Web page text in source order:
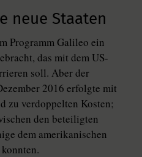
neue Staaten
Programm Galileo ein
das mit dem US-
soll. Aber der
2016 erfolgte mit
zu verdoppelten Kosten;
den beteiligten
dem amerikanischen